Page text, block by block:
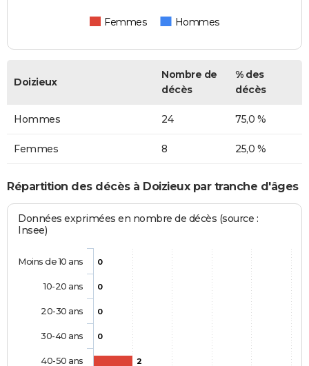
Femmes Hommes
Doizieux
Nombre de
décès
% des
décès
Hommes 24 75,0 %
Femmes 8 25,0 %
Répartition des décès à Doizieux par tranche d'âges
Données exprimées en nombre de décès (source :
Insee)
0
0
0
0
2
Moins de 10 ans
10-20 ans
20-30 ans
30-40 ans
40-50 ans